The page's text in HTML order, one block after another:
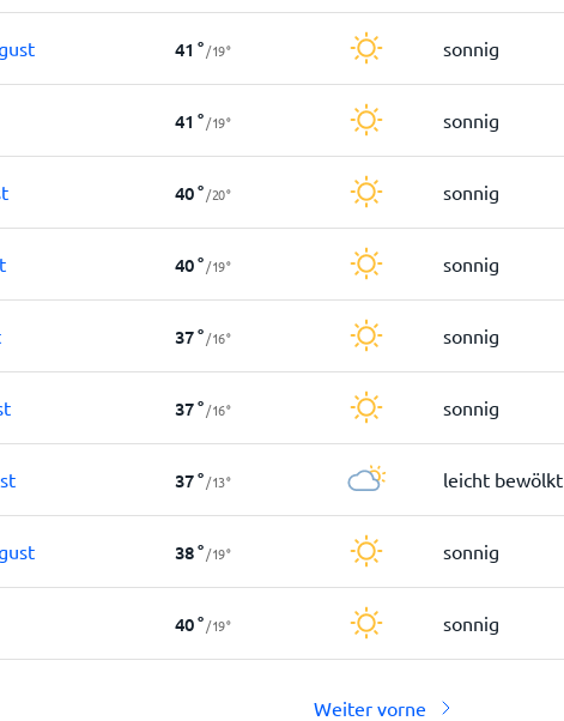
41 ° /19° sonnig
41 ° /19° sonnig
40° /20° sonnig
40° /19° sonnig
37° /16° sonnig
37° /16° sonnig
37° /13° leicht bewölkt
38° /19° sonnig
40° /19° sonnig
Weiter vorne